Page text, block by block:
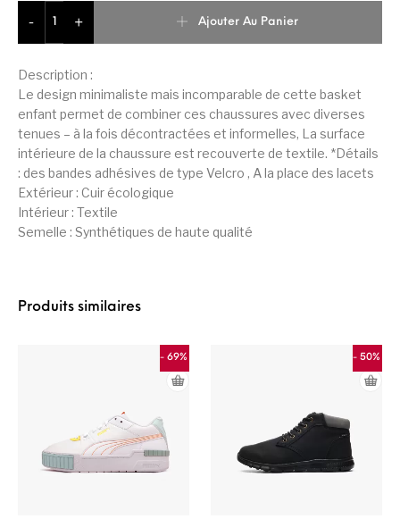
Description :
Le design minimaliste mais incomparable de cette basket
enfant permet de combiner ces chaussures avec diverses
tenues – à la fois décontractées et informelles, La surface
intérieure de la chaussure est recouverte de textile. *Détails
: des bandes adhésives de type Velcro , A la place des lacets
Extérieur : Cuir écologique
Intérieur : Textile
Semelle : Synthétiques de haute qualité
-
+
Ajouter Au Panier
Produits similaires
- 69% - 50%